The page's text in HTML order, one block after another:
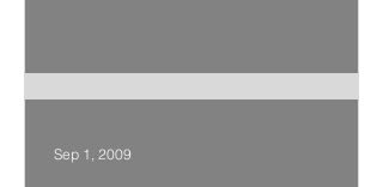
Sep 1, 2009